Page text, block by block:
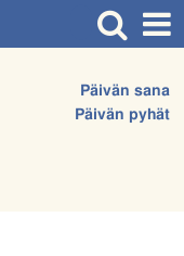
Päivän sana
Päivän pyhät